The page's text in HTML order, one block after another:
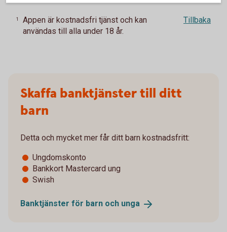
1
Appen är kostnadsfri tjänst och kan
användas till alla under 18 år.
Tillbaka
Skaffa banktjänster till ditt
barn
Detta och mycket mer får ditt barn kostnadsfritt:
Ungdomskonto
Bankkort Mastercard ung
Swish
Banktjänster för barn och unga